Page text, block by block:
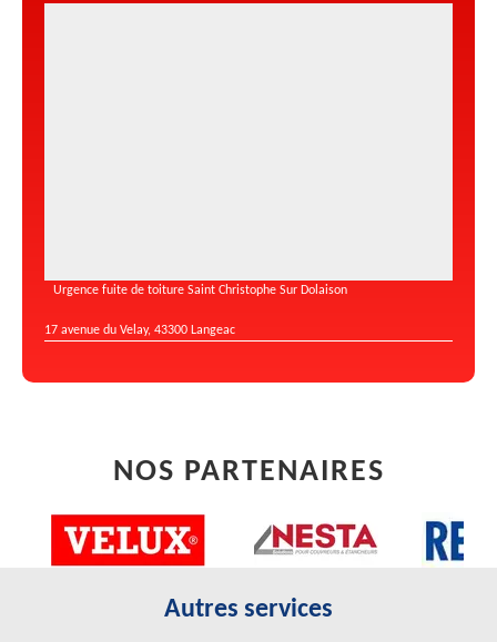
Urgence fuite de toiture Saint Christophe Sur Dolaison
17 avenue du Velay, 43300 Langeac
NOS PARTENAIRES
Autres services